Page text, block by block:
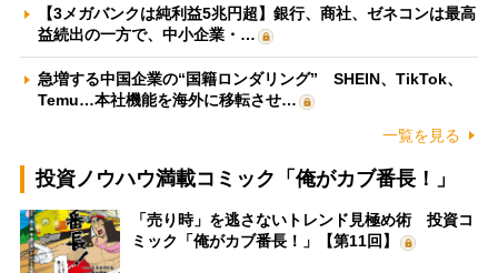
【3メガバンクは純利益5兆円超】銀行、商社、ゼネコンは最高
益続出の一方で、中小企業・…
急増する中国企業の“国籍ロンダリング” SHEIN、TikTok、
Temu…本社機能を海外に移転させ…
一覧を見る
投資ノウハウ満載コミック「俺がカブ番長！」
「売り時」を逃さないトレンド見極め術 投資コ
ミック「俺がカブ番長！」【第11回】